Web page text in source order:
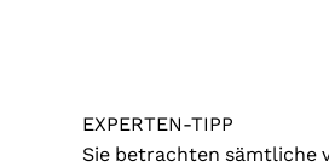
EXPERTEN-TIPP
Sie betrachten sämtliche